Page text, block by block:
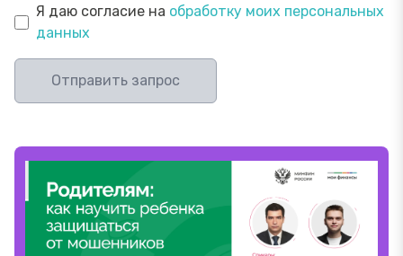
Я даю согласие на обработку моих персональных
данных
Отправить запрос